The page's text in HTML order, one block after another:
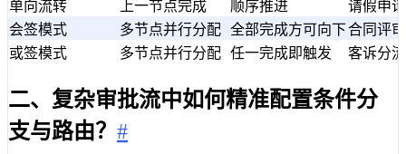
单向流转
上一节点完成 顺序推进
请假申
会签模式
多节点并行分配 全部完成方可向下合同评
或签模式
多节点并行分配 任一完成即触发 客诉分
二、复杂审批流中如何精准配置条件分
支与路由？ #